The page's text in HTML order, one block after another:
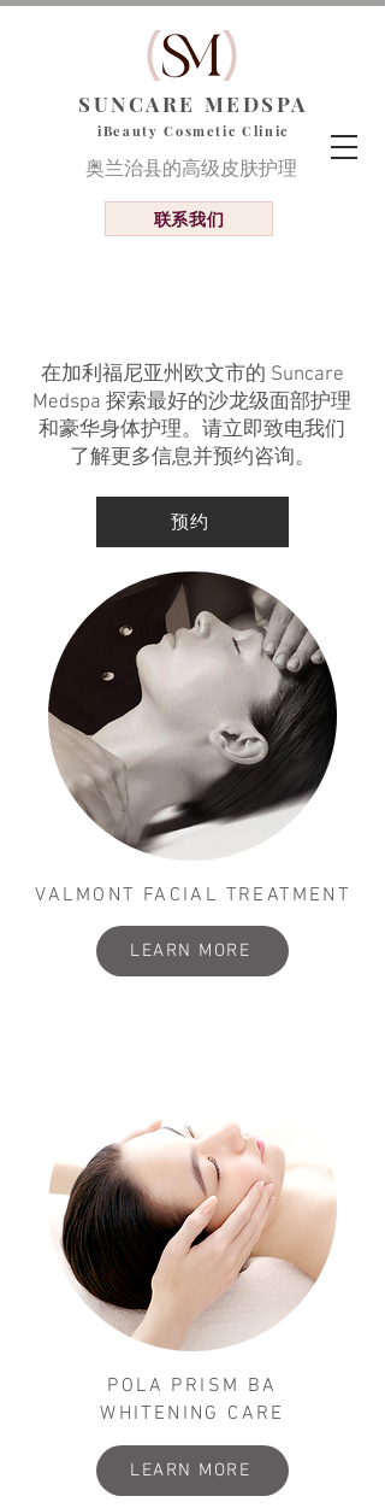
SUNCARE MEDSPA
iBeauty Cosmetic Clinic
奥兰治县的高级皮肤护理
联系我们
在加利福尼亚州欧文市的 Suncare
Medspa 探索最好的沙龙级面部护理
和豪华身体护理。请立即致电我们
了解更多信息并预约咨询。
预约
VALMONT FACIAL TREATMENT
LEARN MORE
POLA PRISM BA
WHITENING CARE
LEARN MORE